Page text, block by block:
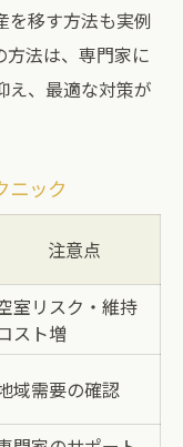
を移す方法も実例
方法は、専門家に
え、最適な対策が
ニック
注意点
室リスク・維持
スト増
域需要の確認